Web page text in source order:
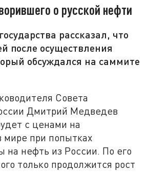
о русской нефти
рассказал, что
после осуществления
обсуждался на саммите
Совета
Дмитрий Медведев
с ценами на
мире при попытках
на нефть из России. По его
только продолжится рост